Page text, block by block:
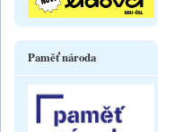
Paměť národa